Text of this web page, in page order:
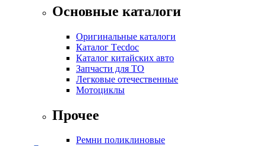
Основные каталоги
Оригинальные каталоги
Каталог Тecdoc
Каталог китайских авто
Запчасти для ТО
Легковые отечественные
Мотоциклы
Прочее
Ремни поликлиновые